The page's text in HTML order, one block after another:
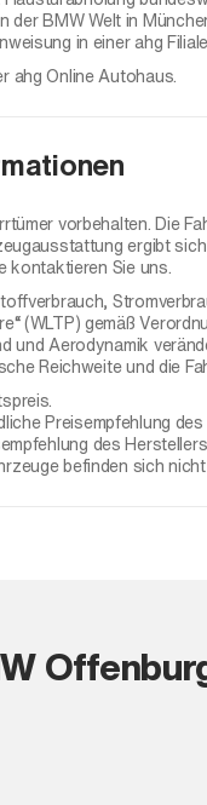
der BMW Welt in
in einer ahg
ahg Online Autohaus.
vorbehalten. Die
ergibt
kontaktieren Sie uns.
(WLTP) gemäß
und Aerodynamik
Reichweite und die
Preisempfehlung
des
befinden sich